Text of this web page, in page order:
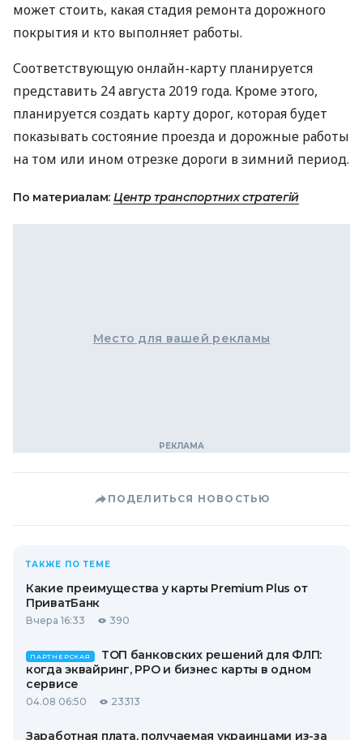
может стоить, какая стадия ремонта дорожного
покрытия и кто выполняет работы.
Соответствующую онлайн-карту планируется
представить 24 августа 2019 года. Кроме этого,
планируется создать карту дорог, которая будет
показывать состояние проезда и дорожные работы
на том или ином отрезке дороги в зимний период.
По материалам: Центр транспортних стратегій
Место для вашей рекламы
ПОДЕЛИТЬСЯ НОВОСТЬЮ
ТАКЖЕ ПО ТЕМЕ
Какие преимущества у карты Premium Plus от
ПриватБанк
Вчера 16:33 390
ПАРТНЕРСКАЯ
ТОП банковских решений для ФЛП:
когда эквайринг, РРО и бизнес карты в одном
сервисе
04.08 06:50 23313
Заработная плата, получаемая украинцами из-за